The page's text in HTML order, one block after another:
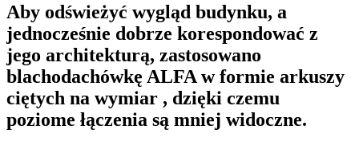
Aby odświeżyć wygląd budynku, a
jednocześnie dobrze korespondować z
jego architekturą, zastosowano
blachodachówkę ALFA w formie arkuszy
ciętych na wymiar , dzięki czemu
poziome łączenia są mniej widoczne.